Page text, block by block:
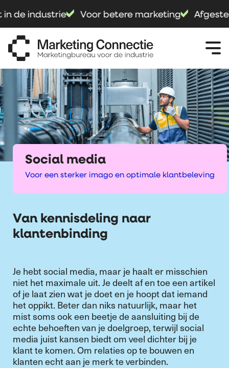
de industrie Voor betere marketing
Social media
Voor een sterker imago en optimale klantbeleving
Van kennisdeling naar
klantenbinding
Je hebt social media, maar je haalt er misschien
niet het maximale uit. Je deelt af en toe een artikel
of je laat zien wat je doet en je hoopt dat iemand
het oppikt. Beter dan niks natuurlijk, maar het
mist soms ook een beetje de aansluiting bij de
echte behoeften van je doelgroep, terwijl social
media juist kansen biedt om veel dichter bij je
klant te komen. Om relaties op te bouwen en
klanten echt aan je merk te verbinden.